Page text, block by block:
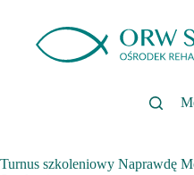
Turnus szkoleniowy Naprawdę